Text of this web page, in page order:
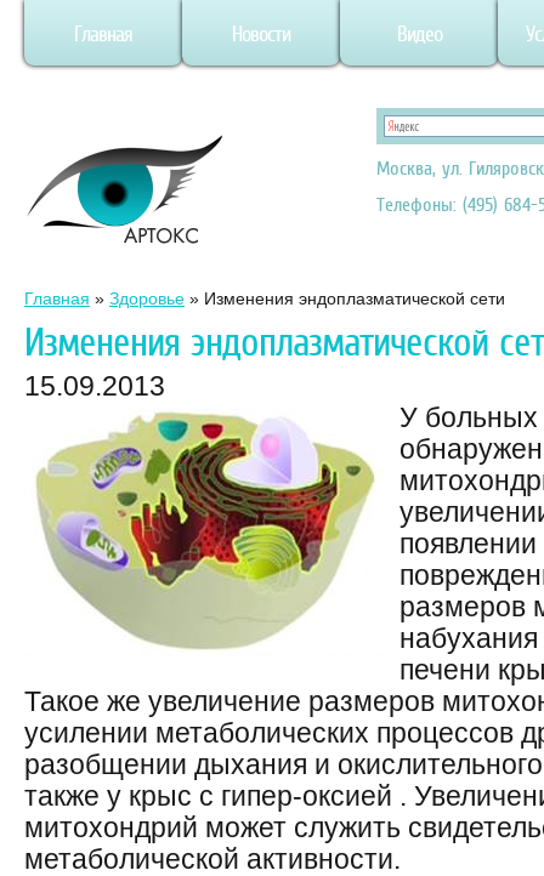
Главная Новости Видео
Москва, ул.
Телефоны: (495) 684-
Главная » Здоровье » Изменения эндоплазматической сети
Изменения эндоплазматической
15.09.2013
У больных
размеров
печени
Такое же увеличение размеров
усилении метаболических процессов
разобщении дыхания и
также у крыс с гипер-оксией .
митохондрий может служить
метаболической активности.